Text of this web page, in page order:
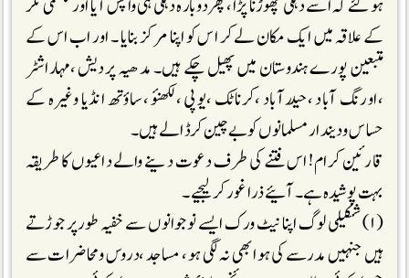
کے علاقہ میں ایک مکان لے کر اس کو اپنا مرکز بنایا ۔ اور اب اس کے
متبعین پورے ہندوستان میں پھیل چکے ہیں۔ مدھیہ پردیش ،مہاراشٹر
،اورنگ آباد ،حیدرآباد ،کرناٹک ،یوپی ،لکھنؤ ،ساؤتھ انڈیا وغیرہ کے
حساس ودیندار مسلمانوں کو بے چین کرڈالے ہیں۔
قارئین کرام! اس فتنے کی طرف دعوت دینے والے داعیوں کا طریقہ
بہت پوشیدہ ہے۔ آئیے ذرا غور کرلیجیے۔
(۱) شکیلی لوگ اپنا نیٹ ورک ایسے نوجوانوں سے خفیہ طورپر جوڑتے
ہیں جنہیں مدرسے کی ہوا بھی نہ لگی ہو ، مساجد ،دروس ومحاضرات سے